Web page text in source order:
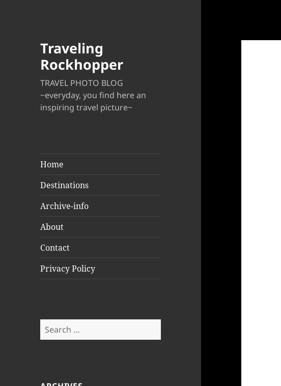
Traveling
Rockhopper
TRAVEL PHOTO BLOG
~everyday, you find here an
inspiring travel picture~
Home
Destinations
Archive-info
About
Contact
Privacy Policy
Search
for: